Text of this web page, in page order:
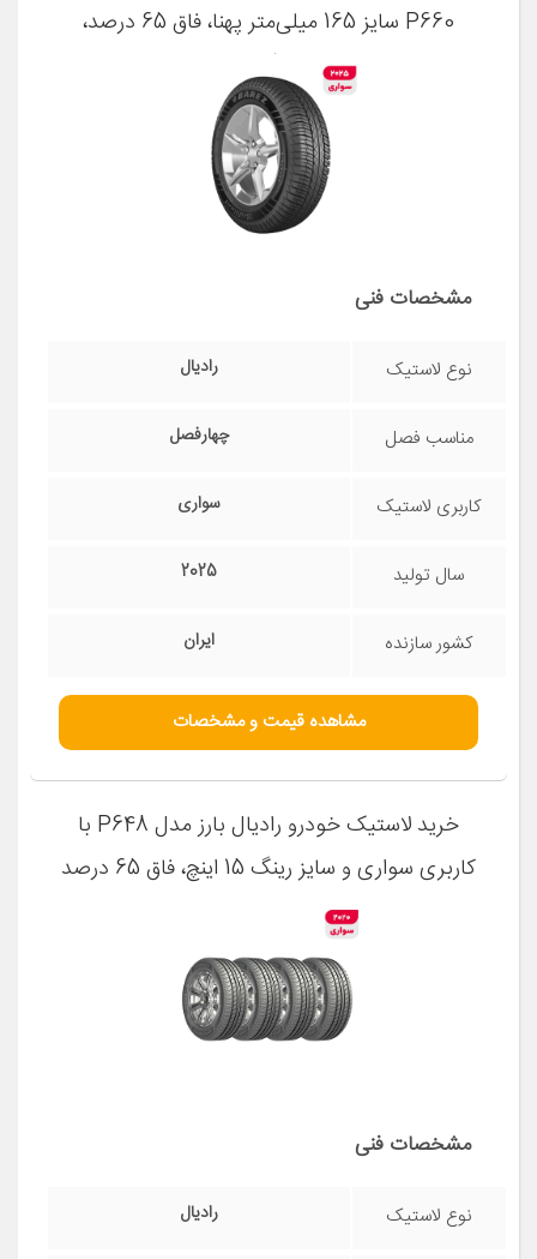
P660 سایز 165 میلی‌متر پهنا، فاق 65 درصد،
مناسب چهارفصل، رینگ 13 اینچ، تولید 2025
مشخصات فنی
نوع لاستیک
مناسب فصل
کاربری لاستیک
سال تولید
کشور سازنده
رادیال
چهارفصل
سواری
2025
ایران
مشاهده قیمت و مشخصات
خرید لاستیک خودرو رادیال بارز مدل P648 با
کاربری سواری و سایز رینگ 15 اینچ، فاق 65 درصد
حلقه
مشخصات فنی
نوع لاستیک رادیال